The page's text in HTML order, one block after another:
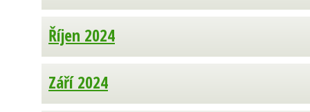
Říjen 2024
Září 2024